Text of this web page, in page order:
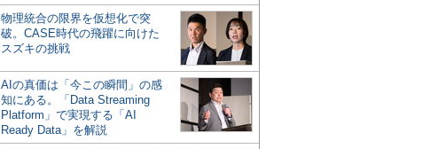
物理統合の限界を仮想化で突
破。CASE時代の飛躍に向けた
スズキの挑戦
AIの真価は「今この瞬間」の感
知にある。「Data Streaming
Platform」で実現する「AI
Ready Data」を解説